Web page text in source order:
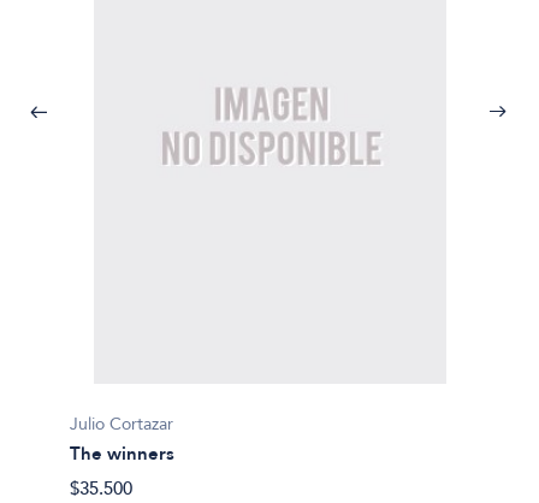
Julio Cortazar
The winners
$35.500